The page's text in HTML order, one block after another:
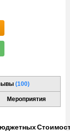
(100)
Мероприятия